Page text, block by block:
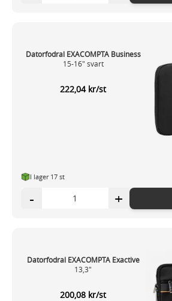
Datorfodral EXACOMPTA Business
15-16" svart
222,04 kr/st
I lager 17 st
- +
Datorfodral EXACOMPTA Exactive
13,3"
200,08 kr/st